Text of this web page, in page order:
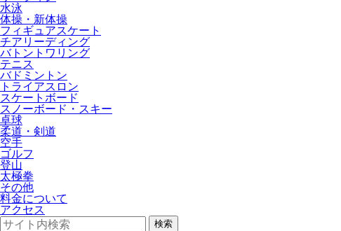
水泳
体操・新体操
フィギュアスケート
チアリーディング
バトントワリング
テニス
バドミントン
トライアスロン
スケートボード
スノーボード・スキー
卓球
柔道・剣道
空手
ゴルフ
登山
太極拳
その他
料金について
アクセス
検索